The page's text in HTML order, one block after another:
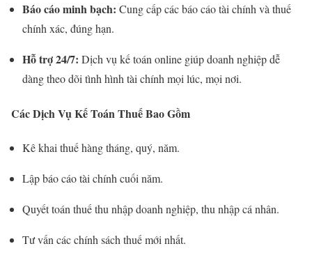
Báo cáo minh bạch: Cung cấp các báo cáo tài chính và thuế
chính xác, đúng hạn.
Hỗ trợ 24/7: Dịch vụ kế toán online giúp doanh nghiệp dễ
dàng theo dõi tình hình tài chính mọi lúc, mọi nơi.
Các Dịch Vụ Kế Toán Thuế Bao Gồm
Kê khai thuế hàng tháng, quý, năm.
Lập báo cáo tài chính cuối năm.
Quyết toán thuế thu nhập doanh nghiệp, thu nhập cá nhân.
Tư vấn các chính sách thuế mới nhất.